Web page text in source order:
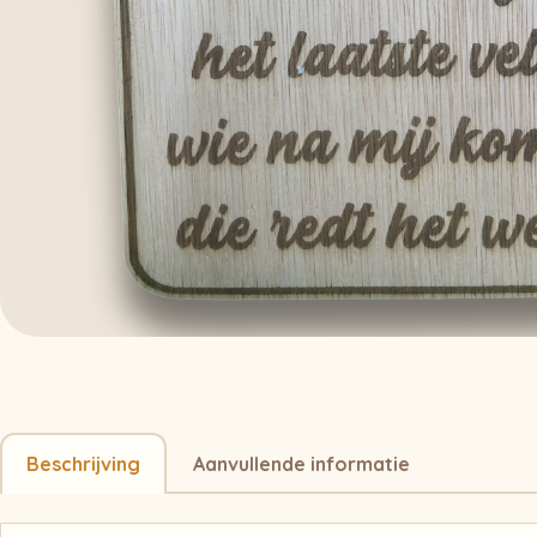
Beschrijving Aanvullende informatie